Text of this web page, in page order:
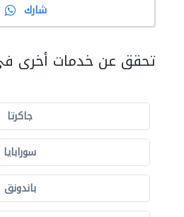
شارك
تحقق عن خدمات أخرى
جاكرتا
سورابايا
باندونق